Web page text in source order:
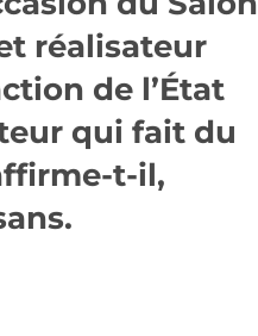
réalisateur
de l’État
qui fait du
t-il,